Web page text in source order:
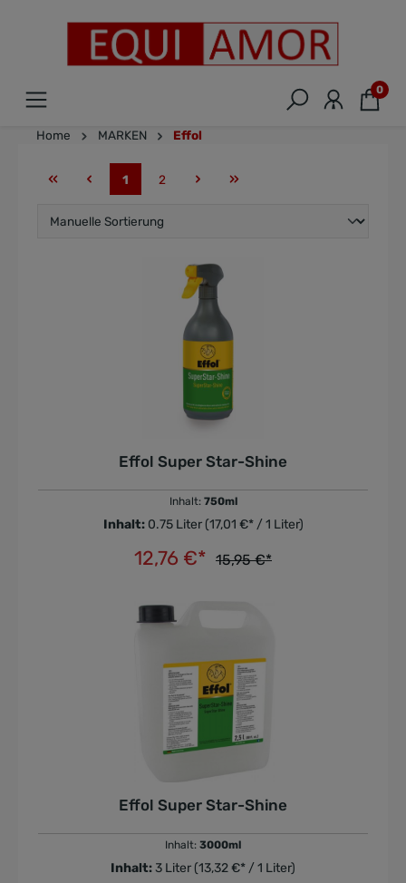
0
Home MARKEN Effol
1 2
Effol Super Star-Shine
Inhalt: 750ml
Inhalt: 0.75 Liter (17,01 €* / 1 Liter)
12,76 €* 15,95 €*
In den Warenkorb
Effol Super Star-Shine
Inhalt: 3000ml
Inhalt: 3 Liter (13,32 €* / 1 Liter)